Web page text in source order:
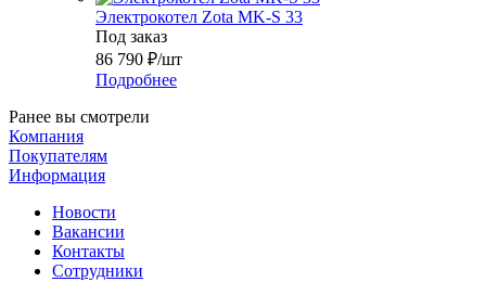
Электрокотел Zota MK-S 33
Под заказ
86 790 ₽/шт
Подробнее
Ранее вы смотрели
Компания
Покупателям
Информация
Новости
Вакансии
Контакты
Сотрудники